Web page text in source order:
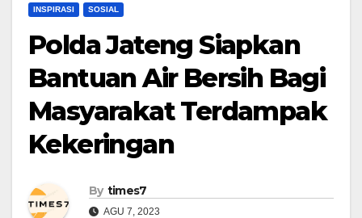
INSPIRASI SOSIAL
Polda Jateng Siapkan
Bantuan Air Bersih Bagi
Masyarakat Terdampak
Kekeringan
By times7
AGU 7, 2023